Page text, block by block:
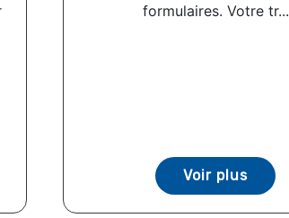
formulaires. Votre tr...
Voir plus